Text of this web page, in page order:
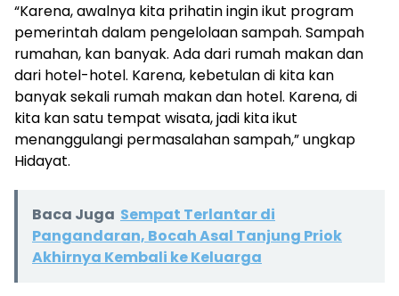
“Karena, awalnya kita prihatin ingin ikut program
pemerintah dalam pengelolaan sampah. Sampah
rumahan, kan banyak. Ada dari rumah makan dan
dari hotel-hotel. Karena, kebetulan di kita kan
banyak sekali rumah makan dan hotel. Karena, di
kita kan satu tempat wisata, jadi kita ikut
menanggulangi permasalahan sampah,” ungkap
Hidayat.
Baca Juga Sempat Terlantar di
Pangandaran, Bocah Asal Tanjung Priok
Akhirnya Kembali ke Keluarga